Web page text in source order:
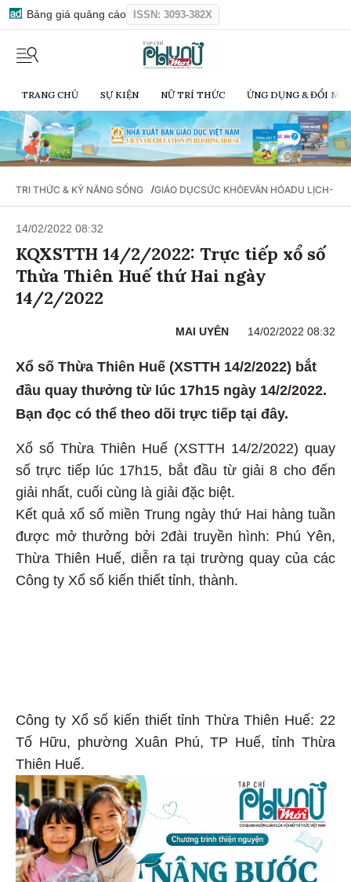
Bảng giá quảng cáo ISSN: 3093-382X
TRANG CHỦ SỰ KIỆN NỮ TRÍ THỨC ỨNG DỤNG & ĐỔI
TRI THỨC & KỸ NĂNG SỐNG /GIÁO DỤCSỨC KHỎEVĂN HÓADU LỊCH-
14/02/2022 08:32
KQXSTTH 14/2/2022: Trực tiếp xổ số
Thừa Thiên Huế thứ Hai ngày
14/2/2022
MAI UYÊN 14/02/2022 08:32
Xổ số Thừa Thiên Huế (XSTTH 14/2/2022) bắt
đầu quay thưởng từ lúc 17h15 ngày 14/2/2022.
Bạn đọc có thể theo dõi trực tiếp tại đây.
Xổ số Thừa Thiên Huế (XSTTH 14/2/2022) quay
số trực tiếp lúc 17h15, bắt đầu từ giải 8 cho đến
giải nhất, cuối cùng là giải đặc biệt.
Kết quả xổ số miền Trung ngày thứ Hai hàng tuần
được mở thưởng bởi 2đài truyền hình: Phú Yên,
Thừa Thiên Huế, diễn ra tại trường quay của các
Công ty Xổ số kiến thiết tỉnh, thành.
Công ty Xổ số kiến thiết tỉnh Thừa Thiên Huế: 22
Tố Hữu, phường Xuân Phú, TP Huế, tỉnh Thừa
Thiên Huế.